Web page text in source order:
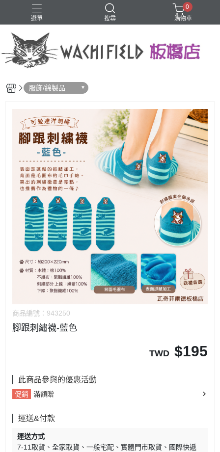
選單 搜尋
鑰匙圈
0
購物車
服飾/綿製品
商品編號： 943250
腳跟刺繡襪-藍色
TWD $195
此商品參與的優惠活動
促銷 滿額贈
運送&付款
運送方式
7-11取貨
全家取貨 一般宅配 實體門市取貨
國際快遞